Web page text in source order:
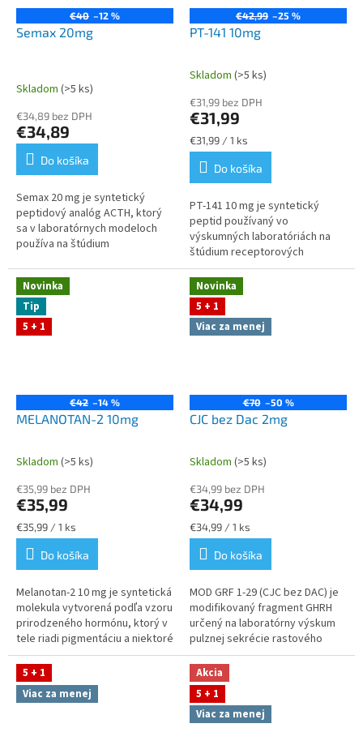
€40 –12 %
Semax 20mg
Skladom (>5 ks)
€34,89 bez DPH
€34,89
Do košíka
Semax 20 mg je syntetický
peptidový analóg ACTH, ktorý
sa v laboratórnych modeloch
používa na štúdium
Výskumné tímy ho využívajú pri
analýze...
€42,99 –25 %
PT-141 10mg
Priemerné
produktu
je
5,0
z
hviezdičiek.
Skladom (>5 ks)
€31,99 bez DPH
€31,99
Jednotková
cena:
€31,99 / 1 ks
Do košíka
PT‑141 10 mg je syntetický
peptid používaný vo
výskumných laboratóriách na
štúdium receptorových
interakcií, nervovej signalizácie
a modelov správania. Stabilná
lyofilizovaná...
Novinka
Tip
5 + 1
€42 –14 %
MELANOTAN-2 10mg
Priemerné
produktu
je
5,0
z
hviezdičiek.
Skladom (>5 ks)
€35,99 bez DPH
€35,99
Jednotková
cena:
€35,99 / 1 ks
Do košíka
Melanotan‑2 10 mg je syntetická
molekula vytvorená podľa vzoru
prirodzeného hormónu, ktorý v
tele riadi pigmentáciu a niektoré
nervové reakcie. Vedci ho
používajú na skúmanie...
Novinka
5 + 1
Viac za menej
€70 –50 %
CJC bez Dac 2mg
Priemerné
produktu
je
5,0
z
hviezdičiek.
Skladom (>5 ks)
€34,99 bez DPH
€34,99
Jednotková
cena:
€34,99 / 1 ks
Do košíka
MOD GRF 1‑29 (CJC bez DAC) je
modifikovaný fragment GHRH
určený na laboratórny výskum
pulznej sekrécie rastového
hormónu a synergických GHRP
modelov. Produkt má
nezávisle...
5 + 1
Viac za menej
Akcia
5 + 1
Viac za menej